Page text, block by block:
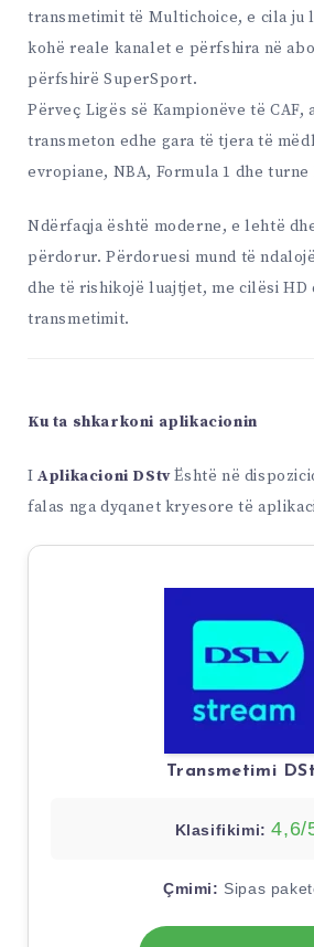
transmetimit të Multichoice, e cila ju
kohë reale kanalet e përfshira në
përfshirë SuperSport.
Përveç Ligës së Kampionëve të CAF,
transmeton edhe gara të tjera të
evropiane, NBA, Formula 1 dhe
Ndërfaqja është moderne, e lehtë
përdorur. Përdoruesi mund të
dhe të rishikojë luajtjet, me cilësi HD
transmetimit.
Ku ta shkarkoni aplikacionin
IAplikacioni DStvËshtë në
falas nga dyqanet kryesore të
Transmetimi
Klasifikimi: 4,6/
Çmimi: Sipas